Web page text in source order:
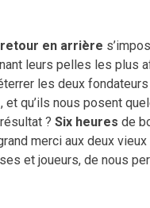
en arrière
leurs pelles les plus
les deux
, et qu’ils nous posent
? Six heures de
merci aux deux
et joueurs, de nous